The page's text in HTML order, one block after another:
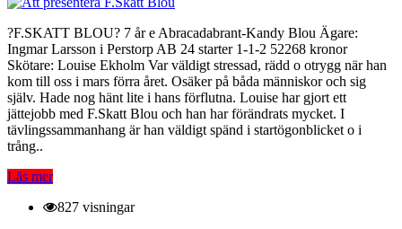
?F.SKATT BLOU? 7 år e Abracadabrant-Kandy Blou Ägare:
Ingmar Larsson i Perstorp AB 24 starter 1-1-2 52268 kronor
Skötare: Louise Ekholm Var väldigt stressad, rädd o otrygg när han
kom till oss i mars förra året. Osäker på båda människor och sig
själv. Hade nog hänt lite i hans förflutna. Louise har gjort ett
jättejobb med F.Skatt Blou och han har förändrats mycket. I
tävlingssammanhang är han väldigt spänd i startögonblicket o i
trång..
Läs mer
827 visningar